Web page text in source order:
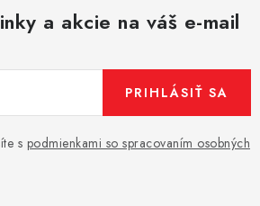
a akcie na váš e-mail
s podmienkami so spracovaním osobných
PRIHLÁSIŤ SA